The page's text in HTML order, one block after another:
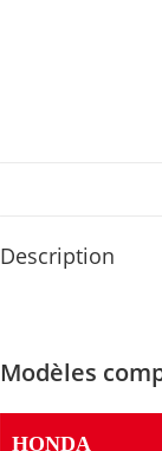
Description
Modèles
HONDA